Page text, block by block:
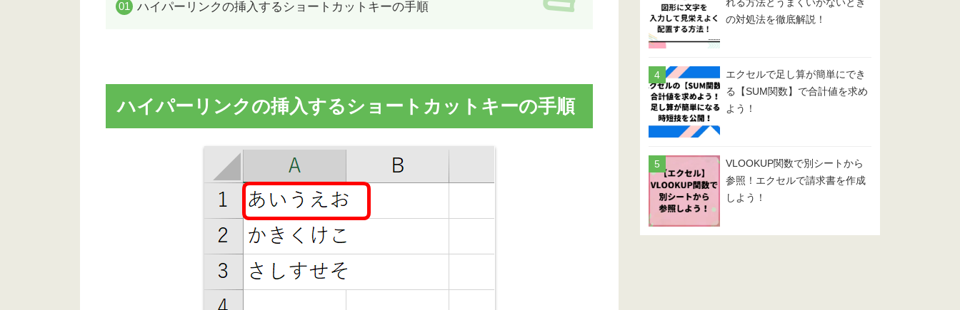
ハイパーリンクの挿入するショートカットキーの手順
ハイパーリンクの挿入するショートカットキーの手順
れる方法とうまくいかないとき
の対処法を徹底解説！
エクセルで足し算が簡単にでき
る【SUM関数】で合計値を求め
よう！
VLOOKUP関数で別シートから
参照！エクセルで請求書を作成
しよう！